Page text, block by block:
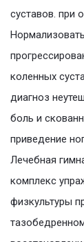
суставов. при
коленных
диагноз
боль и
приведение
Лечебная
комплекс
физкультуры